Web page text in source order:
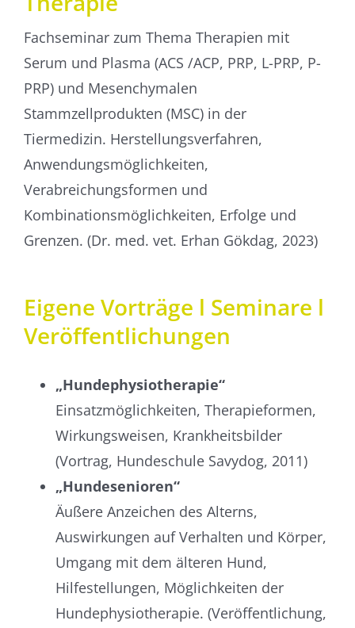
Fachseminar zum Thema Therapien mit
Serum und Plasma (ACS /ACP, PRP, L-PRP, P-
PRP) und Mesenchymalen
Stammzellprodukten (MSC) in der
Tiermedizin. Herstellungsverfahren,
Anwendungsmöglichkeiten,
Verabreichungsformen und
Kombinationsmöglichkeiten, Erfolge und
Grenzen. (Dr. med. vet. Erhan Gökdag, 2023)
Eigene Vorträge l Seminare l
Veröffentlichungen
„Hundephysiotherapie“
Einsatzmöglichkeiten, Therapie­formen,
Wirkungsweisen, Krankheitsbilder
(Vortrag, Hundeschule Savydog, 2011)
„Hundesenioren“
Äußere Anzeichen des Alterns,
Auswirkungen auf Verhalten und Körper,
Umgang mit dem älteren Hund,
Hilfestellungen, Möglichkeiten der
Hundephysiotherapie. (Veröffentlichung,